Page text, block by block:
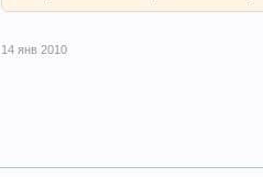
14 янв 2010